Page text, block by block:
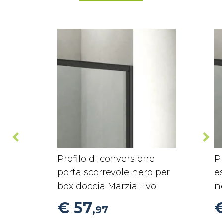
Profilo di conversione
porta scorrevole nero per
box doccia Marzia Evo
€ 57,97